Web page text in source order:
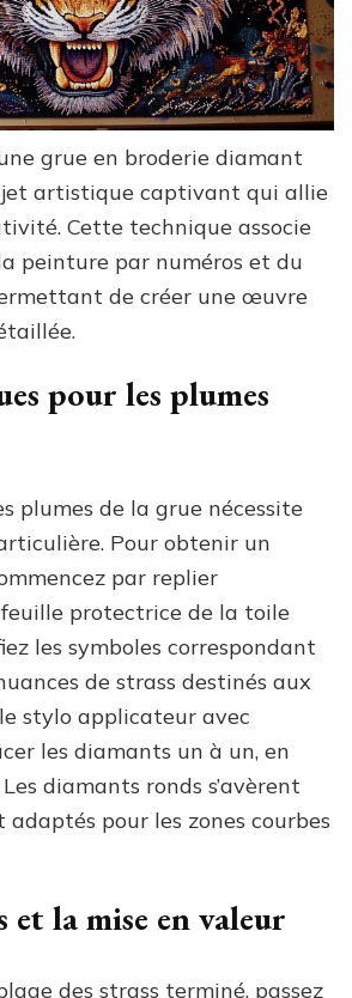
grue en broderie diamant
artistique captivant qui allie
Cette technique associe
peinture par numéros et du
de créer une œuvre
pour les plumes
plumes de la grue nécessite
Pour obtenir un
par replier
protectrice de la toile
les symboles correspondant
de strass destinés aux
stylo applicateur avec
les diamants un à un, en
diamants ronds s’avèrent
pour les zones courbes
la mise en valeur
des strass terminé, passez